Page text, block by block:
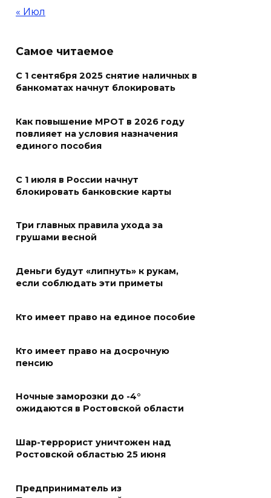
осваивают новые профессии
тысяч детей: в Ростовской
области продолжается
07 августа 2026 18:30
в донской столице
07 августа 2026 18:28
«Метеор» «Андрей Байков»
Меры поддержки после ЧС
взаимодействие участников
избирательного процесса в
07 августа 2026 17:14
В Ростове доходный дом
Емельяновых на Большой
специалисты
« Июл
Самое читаемое
С 1 сентября 2025 снятие наличных в
банкоматах начнут блокировать
Как повышение МРОТ в 2026 году
повлияет на условия назначения
единого пособия
С 1 июля в России начнут
блокировать банковские карты
Три главных правила ухода за
грушами весной
Деньги будут «липнуть» к рукам,
если соблюдать эти приметы
Кто имеет право на единое пособие
Кто имеет право на досрочную
пенсию
Ночные заморозки до -4°
ожидаются в Ростовской области
Шар-террорист уничтожен над
Ростовской областью 25 июня
Предприниматель из